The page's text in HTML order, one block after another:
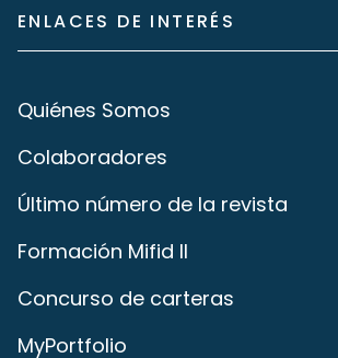
ENLACES DE INTERÉS
Quiénes Somos
Colaboradores
Último número de la revista
Formación Mifid II
Concurso de carteras
MyPortfolio